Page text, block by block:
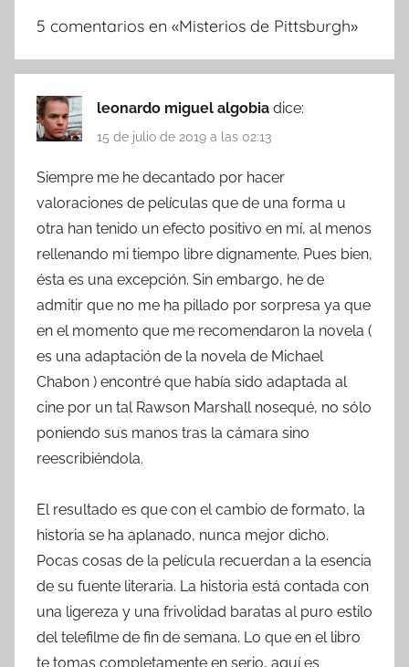
5 comentarios en «Misterios de Pittsburgh»
leonardo miguel algobia dice:
15 de julio de 2019 a las 02:13
Siempre me he decantado por hacer
valoraciones de películas que de una forma u
otra han tenido un efecto positivo en mí, al menos
rellenando mi tiempo libre dignamente. Pues bien,
ésta es una excepción. Sin embargo, he de
admitir que no me ha pillado por sorpresa ya que
en el momento que me recomendaron la novela (
es una adaptación de la novela de Michael
Chabon ) encontré que había sido adaptada al
cine por un tal Rawson Marshall nosequé, no sólo
poniendo sus manos tras la cámara sino
reescribiéndola.
El resultado es que con el cambio de formato, la
historia se ha aplanado, nunca mejor dicho.
Pocas cosas de la película recuerdan a la esencia
de su fuente literaria. La historia está contada con
una ligereza y una frivolidad baratas al puro estilo
del telefilme de fin de semana. Lo que en el libro
te tomas completamente en serio, aquí es